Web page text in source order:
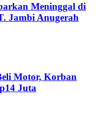
Meninggal di
Jambi Anugerah
Motor, Korban
Juta